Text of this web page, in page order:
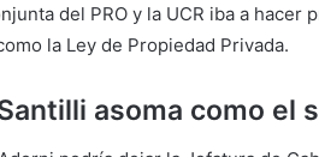
del PRO y la UCR iba a
la Ley de Propiedad Privada.
asoma como el